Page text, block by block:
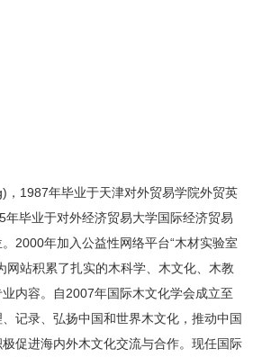
1987年毕业于天津对外贸易学院外贸英
年毕业于对外经济贸易大学国际经济贸易
2000年加入公益性网络平台“木材实验室
网站积累了扎实的木科学、木文化、木教
内容。自2007年国际木文化学会成立至
记录、弘扬中国和世界木文化，推动中国
促进海内外木文化交流与合作。现任国际